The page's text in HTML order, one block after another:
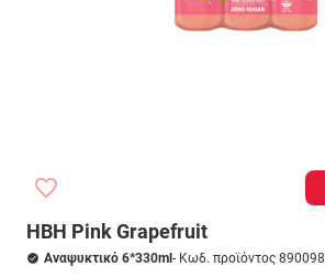
ΗΒΗ Pink Grapefruit
Αναψυκτικό 6*330ml - Κωδ. προϊόντος 890098